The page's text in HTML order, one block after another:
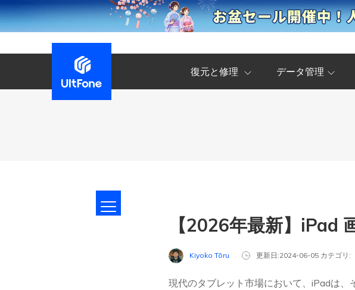
復元と修理 データ管理
【2026年最新】iPad
Kiyoko Tōru 更新日:2024-06-05 カテゴリ:
現代のタブレット市場において、iPadは